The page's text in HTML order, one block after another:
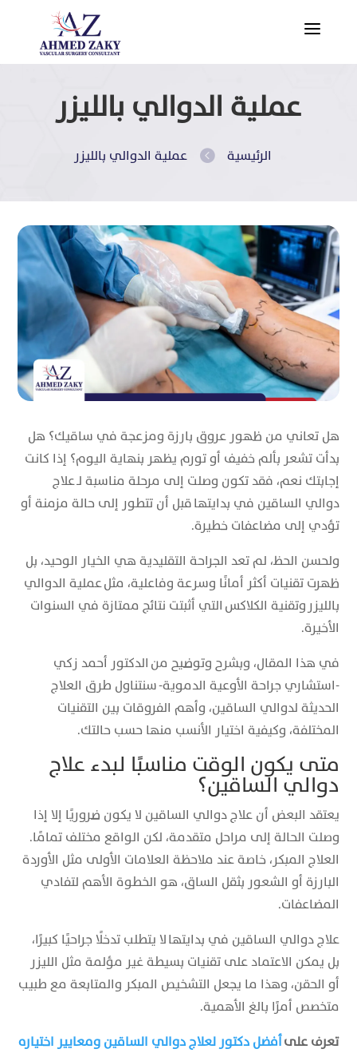
a
عملية الدوالي بالليزر
الرئيسية  عملية الدوالي بالليزر
هل تعاني من ظهور عروق بارزة ومزعجة في ساقيك؟ هل
بدأت تشعر بألم خفيف أو تورم يظهر بنهاية اليوم؟ إذا كانت
إجابتك نعم، فقد تكون وصلت إلى مرحلة مناسبة لـ علاج
دوالي الساقين في بدايتها قبل أن تتطور إلى حالة مزمنة أو
تؤدي إلى مضاعفات خطيرة.
ولحسن الحظ، لم تعد الجراحة التقليدية هي الخيار الوحيد، بل
ظهرت تقنيات أكثر أمانًا وسرعة وفاعلية، مثل عملية الدوالي
بالليزر وتقنية الكلاكس التي أثبتت نتائج ممتازة في السنوات
الأخيرة.
في هذا المقال، وبشرح وتوضيح من الدكتور أحمد زكي
-استشاري جراحة الأوعية الدموية- سنتناول طرق العلاج
الحديثة لدوالي الساقين، وأهم الفروقات بين التقنيات
المختلفة، وكيفية اختيار الأنسب منها حسب حالتك.
متى يكون الوقت مناسبًا لبدء علاج
دوالي الساقين؟
يعتقد البعض أن علاج دوالي الساقين لا يكون ضروريًا إلا إذا
وصلت الحالة إلى مراحل متقدمة، لكن الواقع مختلف تمامًا.
العلاج المبكر، خاصة عند ملاحظة العلامات الأولى مثل الأوردة
البارزة أو الشعور بثقل الساق، هو الخطوة الأهم لتفادي
المضاعفات.
علاج دوالي الساقين في بدايتها لا يتطلب تدخلًا جراحيًا كبيرًا،
بل يمكن الاعتماد على تقنيات بسيطة غير مؤلمة مثل الليزر
أو الحقن، وهذا ما يجعل التشخيص المبكر والمتابعة مع طبيب
متخصص أمرًا بالغ الأهمية.
تعرف علىأفضل دكتور لعلاج دوالي الساقين ومعايير اختياره